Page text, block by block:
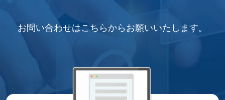
お問い合わせはこちらからお願いいたします。